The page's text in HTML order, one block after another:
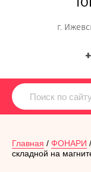
г.
Главная / ФОНАРИ
складной на